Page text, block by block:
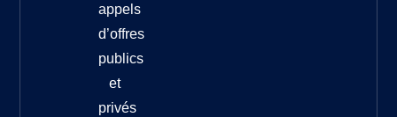
appels
d’offres
publics
et
privés